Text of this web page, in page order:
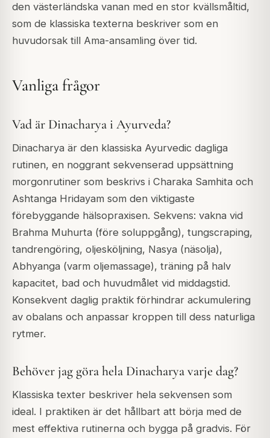
den västerländska vanan med en stor kvällsmåltid,
som de klassiska texterna beskriver som en
huvudorsak till Ama-ansamling över tid.
Vanliga frågor
Vad är Dinacharya i Ayurveda?
Dinacharya är den klassiska Ayurvedic dagliga
rutinen, en noggrant sekvenserad uppsättning
morgonrutiner som beskrivs i Charaka Samhita och
Ashtanga Hridayam som den viktigaste
förebyggande hälsopraxisen. Sekvens: vakna vid
Brahma Muhurta (före soluppgång), tungscraping,
tandrengöring, oljesköljning, Nasya (näsolja),
Abhyanga (varm oljemassage), träning på halv
kapacitet, bad och huvudmålet vid middagstid.
Konsekvent daglig praktik förhindrar ackumulering
av obalans och anpassar kroppen till dess naturliga
rytmer.
Behöver jag göra hela Dinacharya varje dag?
Klassiska texter beskriver hela sekvensen som
ideal. I praktiken är det hållbart att börja med de
mest effektiva rutinerna och bygga på gradvis. För